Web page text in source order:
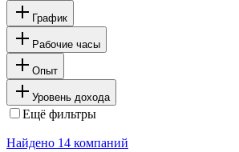
График
Рабочие часы
Опыт
Уровень дохода
Ещё фильтры
Найдено 14 компаний